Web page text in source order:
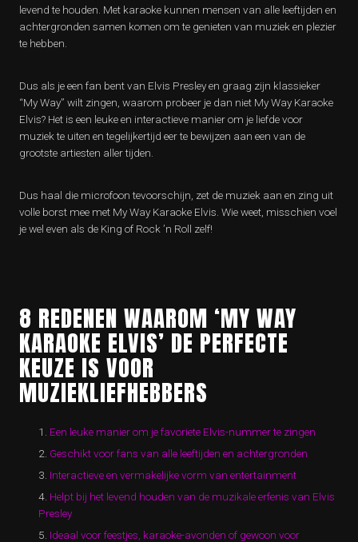
levend te houden. Met karaoke kunnen mensen van alle leeftijden en
achtergronden samen komen om te genieten van muziek en plezier
te hebben.
Dus als je een fan bent van Elvis Presley en graag zijn klassieker
“My Way” wilt zingen, waarom probeer je dan niet My Way Karaoke
Elvis? Het is een leuke en interactieve manier om je liefde voor
muziek te uiten en tegelijkertijd eer te bewijzen aan een van de
grootste artiesten aller tijden.
Dus haal die microfoon tevoorschijn, zet de muziek aan en zing uit
volle borst mee met My Way Karaoke Elvis. Wie weet, misschien voel
je wel even als de King of Rock ’n Roll zelf!
8 REDENEN WAAROM ‘MY WAY
KARAOKE ELVIS’ DE PERFECTE
KEUZE IS VOOR
MUZIEKLIEFHEBBERS
Een leuke manier om je favoriete Elvis-nummer te zingen
Geschikt voor fans van alle leeftijden en achtergronden
Interactieve en vermakelijke vorm van entertainment
Helpt bij het levend houden van de muzikale erfenis van Elvis
Presley
Ideaal voor feestjes, karaoke-avonden of gewoon voor